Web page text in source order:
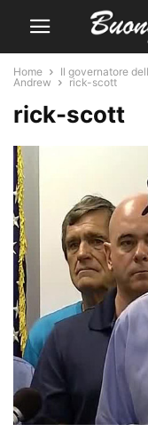
Home
Il governatore
Andrew
rick-scott
rick-scott